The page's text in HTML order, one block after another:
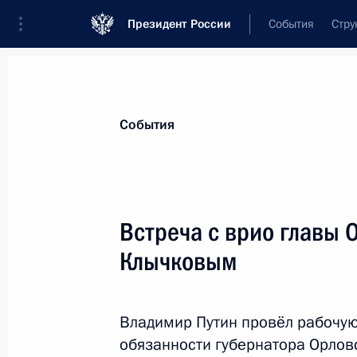
Президент России События
по вопросам назначения и
6 сентября 2018 года, 18:15
События
Встреча с врио главы
Клычковым
Владимир Путин провёл
обязанности губернатора